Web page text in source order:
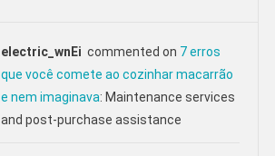
electric_wnEi commented on 7 erros
que você comete ao cozinhar macarrão
e nem imaginava: Maintenance services
and post-purchase assistance